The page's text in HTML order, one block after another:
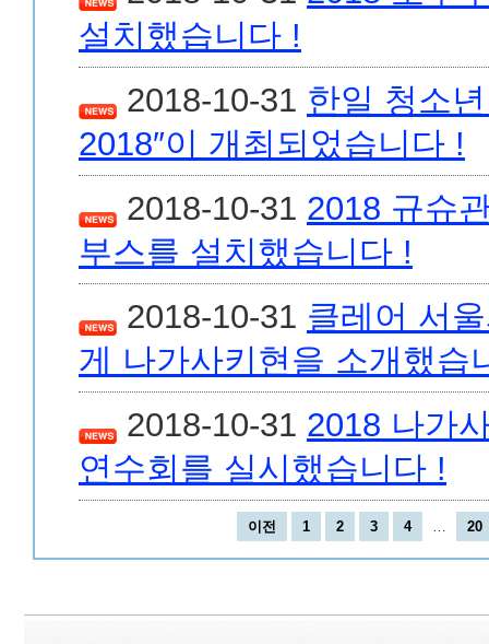
설치했습니다 !
2018-10-31 한일 청소
2018″이 개최되었습니다 !
2018-10-31 2018 규슈
부스를 설치했습니다 !
2018-10-31 클레어 서
게 나가사키현을 소개했습
2018-10-31 2018 나가
연수회를 실시했습니다 !
이전 1 2 3 4 … 20